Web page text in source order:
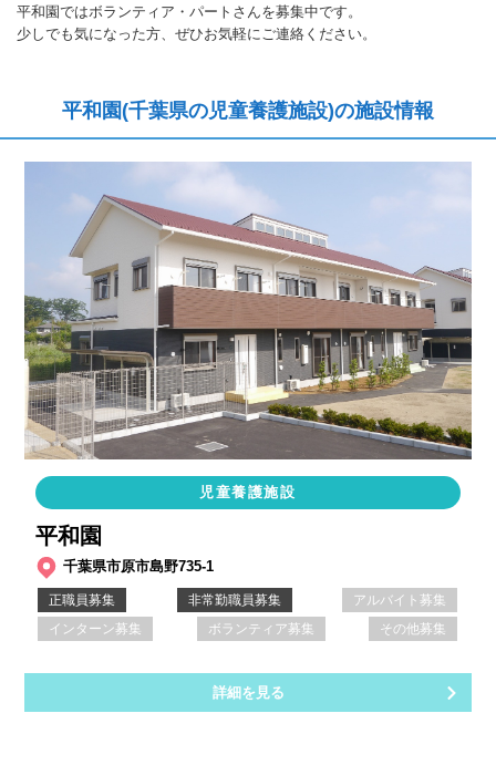
平和園ではボランティア・パートさんを募集中です。
少しでも気になった方、ぜひお気軽にご連絡ください。
平和園(千葉県の児童養護施設)の施設情報
児童養護施設
平和園
千葉県市原市島野735-1
正職員募集 非常勤職員募集
アルバイト募集
インターン募集
ボランティア募集 その他募集
詳細を見る